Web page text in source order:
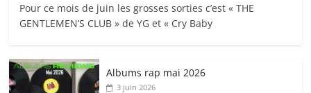
Pour ce mois de juin les grosses sorties c’est « THE
GENTLEMEN’S CLUB » de YG et « Cry Baby
Albums rap mai 2026
3 juin 2026